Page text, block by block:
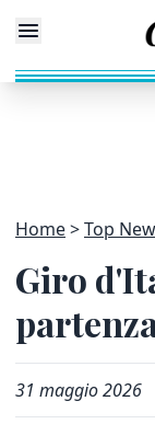
Home Top
Giro
31 maggio 2026